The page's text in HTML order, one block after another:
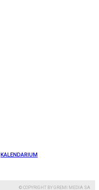
KALENDARIUM
© COPYRIGHT BY GREMI MEDIA SA